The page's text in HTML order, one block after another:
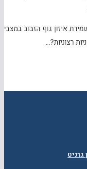
איזון גוף הזבוב במצבי
רצוניות?…